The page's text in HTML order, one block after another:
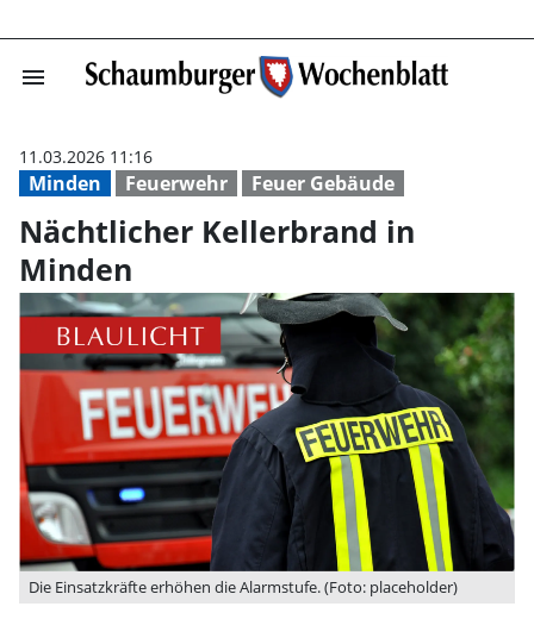
menu Nächtlicher
Minden Feuerwehr Feuer Gebäude
11.03.2026 11:16
Nächtlicher Kellerbrand in
Minden
Die Einsatzkräfte erhöhen die Alarmstufe. (Foto: placeholder)